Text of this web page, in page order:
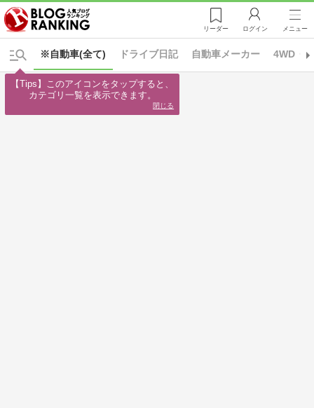
リーダー ログイン メニュー
※自動車(全て) ドライブ日記 自動車メーカー 4WD・
【Tips】このアイコンをタップすると、
カテゴリ一覧を表示できます。
閉じる